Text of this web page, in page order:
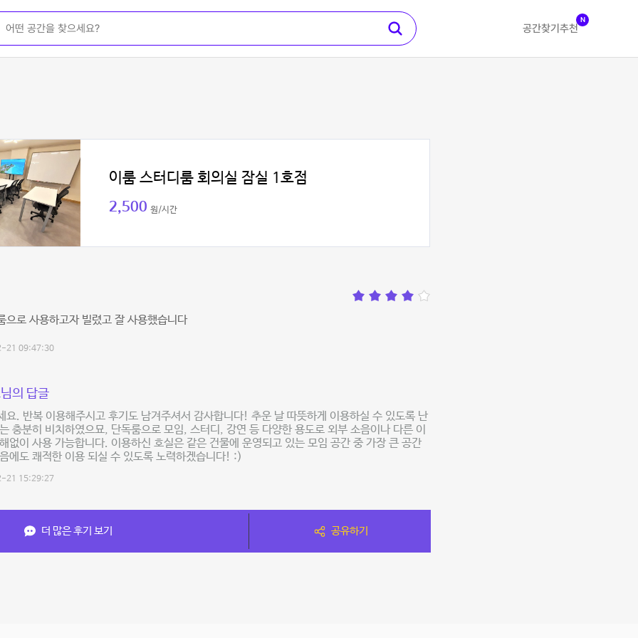
공간찾기 추천
N
이룸 스터디룸 회의실 잠실 1호점
2,500 원/시간
으로 사용하고자 빌렸고 잘 사용했습니다
21 09:47:30
의 답글
요. 반복 이용해주시고 후기도 남겨주셔서 감사합니다! 추운 날 따뜻하게 이용하실 수 있도록 난
충분히 비치하였으묘, 단독룸으로 모임, 스터디, 강연 등 다양한 용도로 외부 소음이나 다른 이
없이 사용 가능합니다. 이용하신 호실은 같은 건물에 운영되고 있는 모임 공간 중 가장 큰 공간
에도 쾌적한 이용 되실 수 있도록 노력하겠습니다! :)
21 15:29:27
더 많은 후기 보기 공유하기